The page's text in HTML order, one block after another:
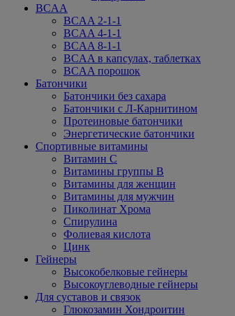
BCAA
BCAA 2-1-1
BCAA 4-1-1
BCAA 8-1-1
BCAA в капсулах, таблетках
BCAA порошок
Батончики
Батончики без сахара
Батончики с Л-Карнитином
Протеиновые батончики
Энергетические батончики
Спортивные витамины
Витамин С
Витамины группы В
Витамины для женщин
Витамины для мужчин
Пиколинат Хрома
Спирулина
Фолиевая кислота
Цинк
Гейнеры
Высокобелковые гейнеры
Высокоуглеводные гейнеры
Для суставов и связок
Глюкозамин Хондроитин